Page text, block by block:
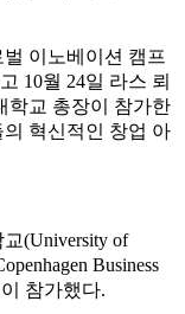
이노베이션 캠프
10월 24일 라스 뢰
학교 총장이 참가한
혁신적인 창업 아
(University of
Business
참가했다.